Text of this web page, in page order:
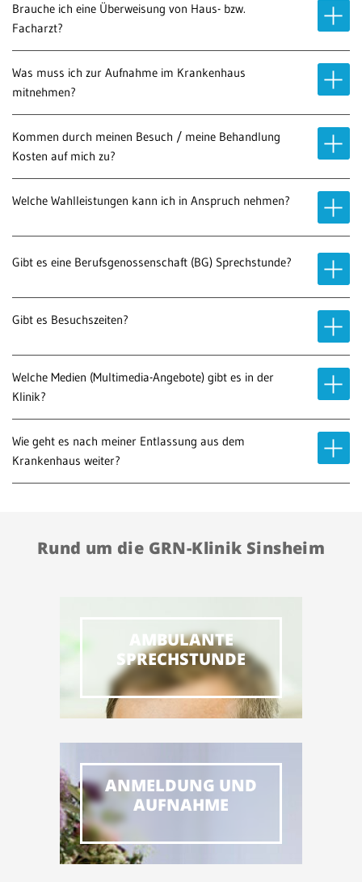
Brauche ich eine Überweisung von Haus- bzw.
Facharzt?
Was muss ich zur Aufnahme im Krankenhaus
mitnehmen?
Kommen durch meinen Besuch / meine Behandlung
Kosten auf mich zu?
Welche Wahlleistungen kann ich in Anspruch nehmen?
Gibt es eine Berufsgenossenschaft (BG) Sprechstunde?
Gibt es Besuchszeiten?
Welche Medien (Multimedia-Angebote) gibt es in der
Klinik?
Wie geht es nach meiner Entlassung aus dem
Krankenhaus weiter?
Rund um die GRN-Klinik Sinsheim
AMBULANTE
SPRECHSTUNDE
ANMELDUNG UND
AUFNAHME